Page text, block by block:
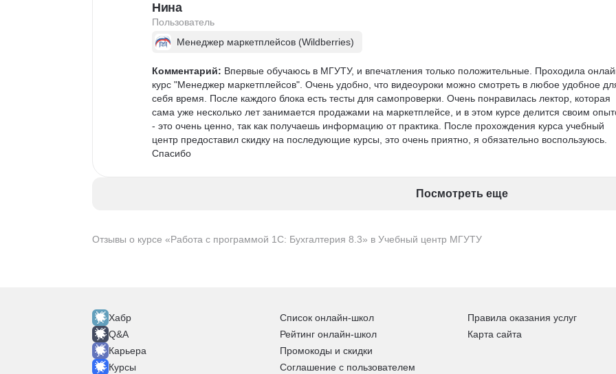
Отзывы о курсе «Работа с программой 1С: Бухгалтерия 8.3» в Учебный центр МГУТУ
Нина
Пользователь
Менеджер маркетплейсов (Wildberries)
Комментарий: Впервые обучаюсь в МГУТУ, и впечатления только положительные. Проходила
курс "Менеджер маркетплейсов". Очень удобно, что видеоуроки можно смотреть в любое удобное
себя время. После каждого блока есть тесты для самопроверки. Очень понравилась лектор, которая
сама уже несколько лет занимается продажами на маркетплейсе, и в этом курсе делится своим
- это очень ценно, так как получаешь информацию от практика. После прохождения курса учебный
центр предоставил скидку на последующие курсы, это очень приятно, я обязательно воспользуюсь.
Спасибо
Посмотреть еще
Хабр
Q&A
Карьера
Курсы
Список онлайн-школ
Рейтинг онлайн-школ
Промокоды и скидки
Соглашение с пользователем
Правила оказания услуг
Карта сайта